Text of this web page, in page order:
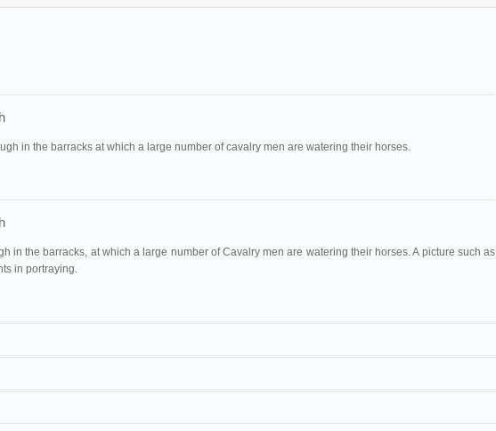
in the barracks at which a large number of cavalry men are watering their horses.
in the barracks, at which a large number of Cavalry men are watering their horses. A picture such as
in portraying.